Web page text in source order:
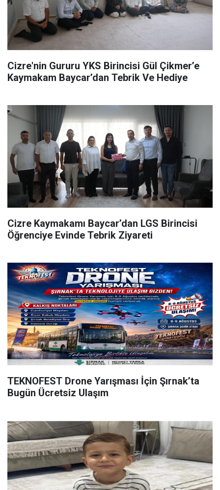
Cizre'nin Gururu YKS Birincisi Gül Çikmer’e
Kaymakam Baycar’dan Tebrik Ve Hediye
Cizre Kaymakamı Baycar’dan LGS Birincisi
Öğrenciye Evinde Tebrik Ziyareti
TEKNOFEST Drone Yarışması İçin Şırnak’ta
Bugün Ücretsiz Ulaşım